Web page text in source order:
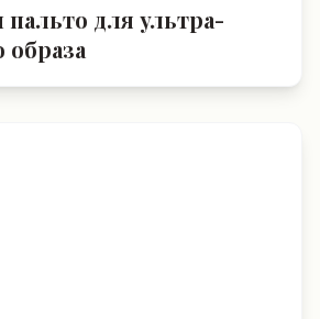
для ультра-
образа